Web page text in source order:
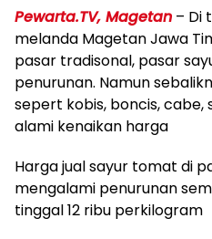
Pewarta.TV, Magetan – Di
melanda Magetan Jawa
pasar tradisonal, pasar
penurunan. Namun
sepert kobis, boncis, cabe,
alami kenaikan harga
Harga jual sayur tomat di
mengalami penurunan
tinggal 12 ribu perkilogram